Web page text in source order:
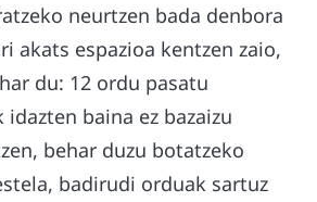
neurtzen bada denbora
akats espazioa kentzen zaio,
du: 12 ordu pasatu
baina ez bazaizu
behar duzu botatzeko
badirudi orduak sartuz